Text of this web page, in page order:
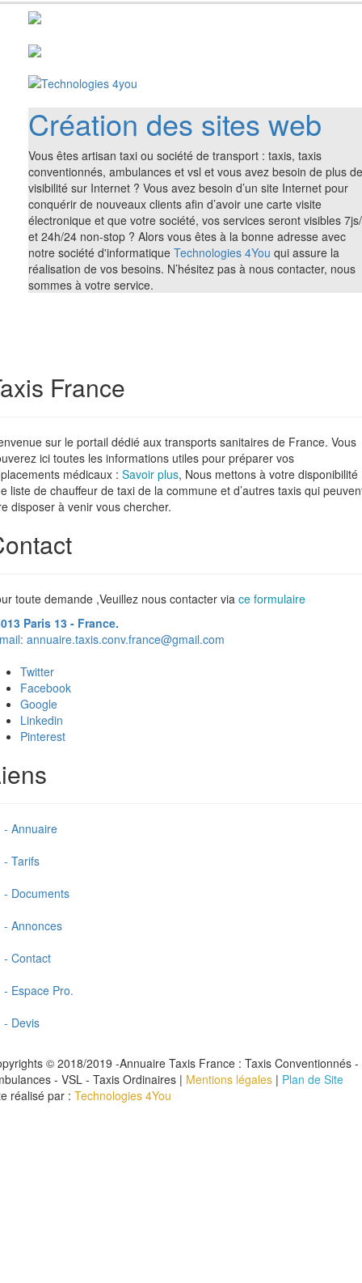
Création des sites web
Vous êtes artisan taxi ou société de transport : taxis, taxis
conventionnés, ambulances et vsl et vous avez besoin de plus de
visibilité sur Internet ? Vous avez besoin d’un site Internet pour
conquérir de nouveaux clients afin d’avoir une carte visite
électronique et que votre société, vos services seront visibles
et 24h/24 non-stop ? Alors vous êtes à la bonne adresse avec
notre société d'informatique Technologies 4You qui assure la
réalisation de vos besoins. N’hésitez pas à nous contacter, nous
sommes à votre service.
France
sur le portail dédié aux transports sanitaires de France. Vous
ici toutes les informations utiles pour préparer vos
médicaux : Savoir plus, Nous mettons à votre disponibilité
liste de chauffeur de taxi de la commune et d’autres taxis qui
disposer à venir vous chercher.
toute demande ,Veuillez nous contacter via ce formulaire
Paris 13 - France.
annuaire.taxis.conv.france@gmail.com
Twitter
Facebook
Google
Linkedin
Pinterest
- Annuaire
- Tarifs
- Documents
- Annonces
- Contact
- Espace Pro.
- Devis
© 2018/2019 -Annuaire Taxis France : Taxis Conventionnés -
- VSL - Taxis Ordinaires | Mentions légales | Plan de Site
réalisé par : Technologies 4You